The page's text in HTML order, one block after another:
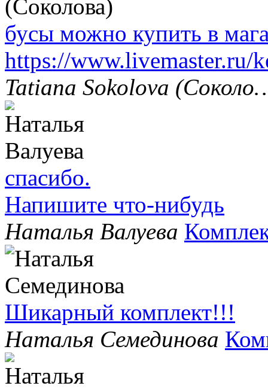
бусы можно купить в
https://www.livemaster.ru/
Tatiana Sokolova
спасибо.
Напишите что-нибудь
Наталья Валуева
Шикарный комплект!!!
Наталья Семединова